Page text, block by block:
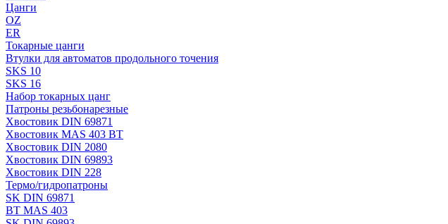
Цанги
OZ
ER
Токарные цанги
Втулки для автоматов продольного точения
SKS 10
SKS 16
Набор токарных цанг
Патроны резьбонарезные
Хвостовик DIN 69871
Хвостовик MAS 403 BT
Хвостовик DIN 2080
Хвостовик DIN 69893
Хвостовик DIN 228
Термо/гидропатроны
SK DIN 69871
BT MAS 403